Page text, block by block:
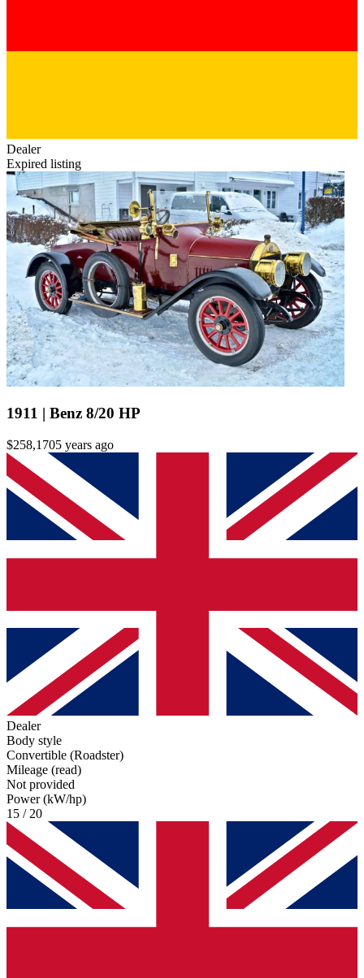
Dealer
Expired listing
1911 | Benz 8/20 HP
$258,1705 years ago
Dealer
Body style
Convertible (Roadster)
Mileage (read)
Not provided
Power (kW/hp)
15 / 20